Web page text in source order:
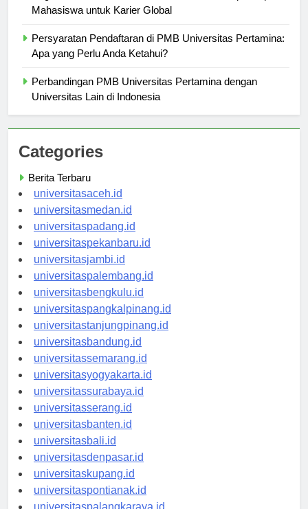
Bagaimana PMB Universitas Pertamina Mempersiapkan
Persyaratan Pendaftaran di PMB Universitas Pertamina:
Perbandingan PMB Universitas Pertamina dengan
Categories
Berita Terbaru
universitasaceh.id
universitasmedan.id
universitaspadang.id
universitaspekanbaru.id
universitasjambi.id
universitaspalembang.id
universitasbengkulu.id
universitaspangkalpinang.id
universitastanjungpinang.id
universitasbandung.id
universitassemarang.id
universitasyogyakarta.id
universitassurabaya.id
universitasserang.id
universitasbanten.id
universitasbali.id
universitasdenpasar.id
universitaskupang.id
universitaspontianak.id